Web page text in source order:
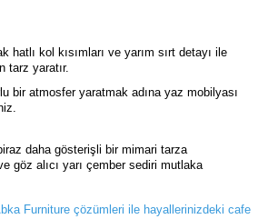
hatlı kol kısımları ve yarım sırt detayı ile
tarz yaratır.
bir atmosfer yaratmak adına yaz mobilyası
daha gösterişli bir mimari tarza
göz alıcı yarı çember sediri mutlaka
Furniture çözümleri ile hayallerinizdeki cafe